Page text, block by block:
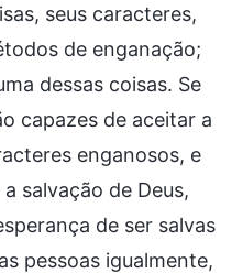
seus caracteres,
de enganação;
dessas coisas. Se
capazes de aceitar a
enganosos, e
salvação de Deus,
de ser salvas
pessoas igualmente,